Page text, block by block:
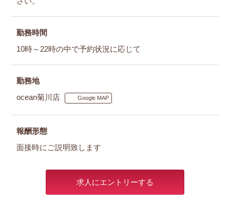
勤務時間
10時～22時の中で予約状況に応じて
勤務地
ocean菊川店
Google MAP
報酬形態
面接時にご説明致します
求人にエントリーする